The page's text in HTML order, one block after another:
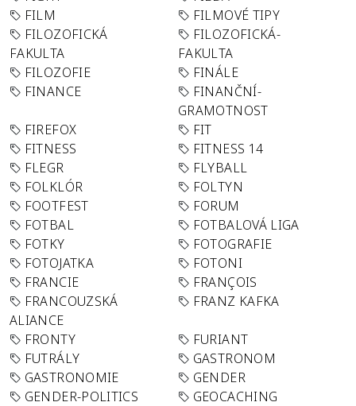
FILM
FILMOVÉ TIPY
FILOZOFICKÁ
FAKULTA
FILOZOFICKÁ-
FAKULTA
FILOZOFIE
FINÁLE
FINANCE
FINANČNÍ-
GRAMOTNOST
FIREFOX
FIT
FITNESS
FITNESS 14
FLEGR
FLYBALL
FOLKLÓR
FOLTYN
FOOTFEST
FORUM
FOTBAL
FOTBALOVÁ LIGA
FOTKY
FOTOGRAFIE
FOTOJATKA
FOTONI
FRANCIE
FRANÇOIS
FRANCOUZSKÁ
ALIANCE
FRANZ KAFKA
FRONTY
FURIANT
FUTRÁLY
GASTRONOM
GASTRONOMIE
GENDER
GENDER-POLITICS
GEOCACHING